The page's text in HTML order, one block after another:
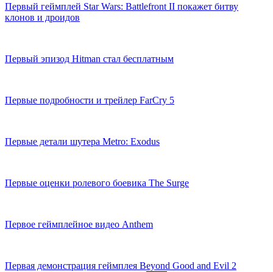
Первый геймплей Star Wars: Battlefront II покажет битву
клонов и дроидов
Первый эпизод Hitman стал бесплатным
Первые подробности и трейлер FarCry 5
Первые детали шутера Metro: Exodus
Первые оценки ролевого боевика The Surge
Первое геймплейное видео Anthem
Первая демонстрация геймплея Beyond Good and Evil 2